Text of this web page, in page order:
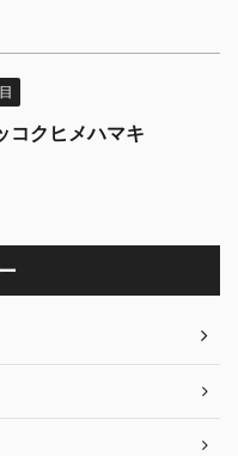
コクヒメハマキ